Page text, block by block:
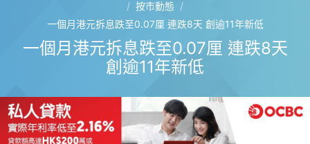
/ 按市動態 /
一個月港元拆息跌至0.07厘 連跌8天 創逾11年新低
一個月港元拆息跌至0.07厘 連跌8天
創逾11年新低